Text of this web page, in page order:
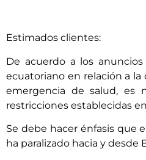
Estimados clientes:
De acuerdo a los
ecuatoriano en relación a la
emergencia de salud, es
restricciones establecidas
Se debe hacer énfasis que
ha paralizado hacia y desde